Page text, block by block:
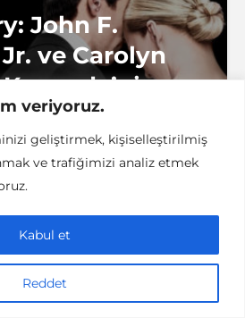
veriyoruz.
geliştirmek, kişiselleştirilmiş
ve trafiğimizi analiz etmek
Reddet
Kabul et
John F.
ve Carolyn
5 dakikalık okuma
KITAP
Müzesi: Bir